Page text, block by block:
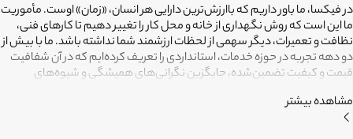
در فیکسا، ما باور داریم که باارزش‌ترین دارایی هر انسان، «زمان» اوست. مأموریت
ما این است که روش نگهداری از خانه و محل کار را تغییر دهیم تا کارهای فنی،
نظافت و تعمیرات، دیگر سهمی از لحظات ارزشمند شما نداشته باشد. ما با بیش از
دو دهه تجربه در حوزه خدمات، استانداردی را تعریف کرده‌ایم که در آن شفافیت
قیمت و کیفیت تضمین‌شده، جایگزین نگرانی‌های همیشگی و شیوه‌های
متخصصانی بسپاریم که از فیلترهای سخت‌گیرانه رد شده‌اند تا نتیجه نهایی،
دقیقاً همان فضای امن و بی‌دغدغه‌ای باشد که همیشه برای آرامش خود
مشاهده بیشتر